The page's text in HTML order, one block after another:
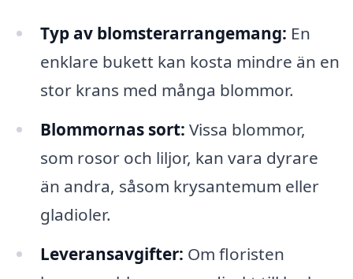
Typ av blomsterarrangemang: En
enklare bukett kan kosta mindre än en
stor krans med många blommor.
Blommornas sort: Vissa blommor,
som rosor och liljor, kan vara dyrare
än andra, såsom krysantemum eller
gladioler.
Leveransavgifter: Om floristen